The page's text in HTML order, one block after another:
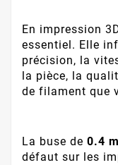
En impression
essentiel. Elle
précision, la
la pièce, la
de filament que
La buse de 0.4
défaut sur les